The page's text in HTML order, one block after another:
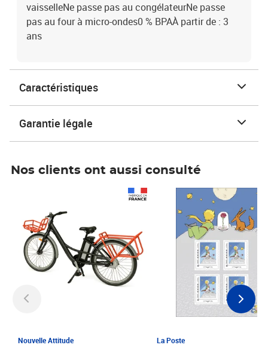
vaisselleNe passe pas au congélateurNe passe
pas au four à micro-ondes0 % BPAÀ partir de : 3
ans
Caractéristiques
Garantie légale
Nos clients ont aussi consulté
Nouvelle Attitude La Poste
Prix 6,25€ HT